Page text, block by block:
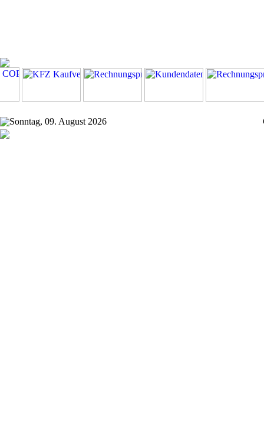
Sonntag, 09. August 2026